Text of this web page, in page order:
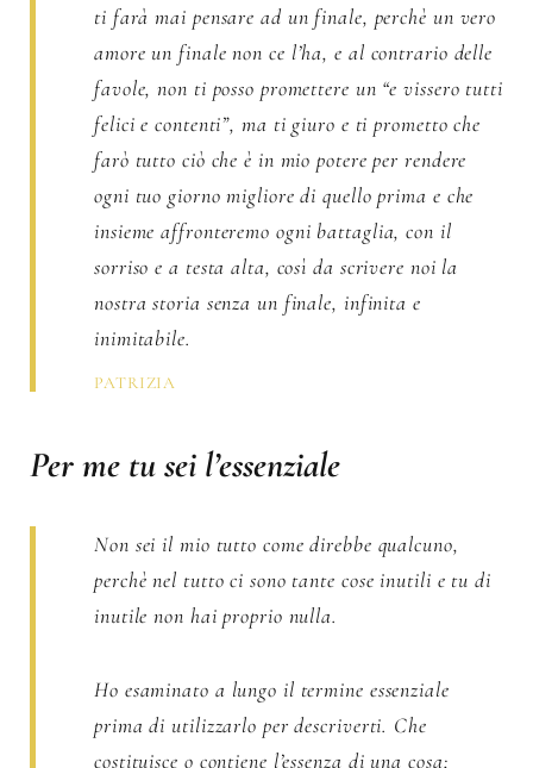
ti farà mai pensare ad un finale, perchè un vero
amore un finale non ce l’ha, e al contrario delle
favole, non ti posso promettere un “e vissero tutti
felici e contenti”, ma ti giuro e ti prometto che
farò tutto ciò che è in mio potere per rendere
ogni tuo giorno migliore di quello prima e che
insieme affronteremo ogni battaglia, con il
sorriso e a testa alta, così da scrivere noi la
nostra storia senza un finale, infinita e
inimitabile.
PATRIZIA
Per me tu sei l’essenziale
Non sei il mio tutto come direbbe qualcuno,
perchè nel tutto ci sono tante cose inutili e tu di
inutile non hai proprio nulla.
Ho esaminato a lungo il termine essenziale
prima di utilizzarlo per descriverti. Che
costituisce o contiene l’essenza di una cosa;